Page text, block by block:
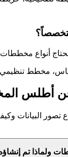
أنواع مخططات
مخطط
عن أطلس
تصور البيانات
ولماذا تم